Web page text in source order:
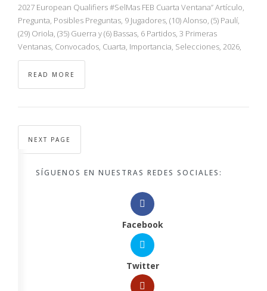
2027 European Qualifiers #SelMas FEB Cuarta Ventana” Artículo,
Pregunta, Posibles Preguntas, 9 Jugadores, (10) Alonso, (5) Paulí,
(29) Oriola, (35) Guerra y (6) Bassas, 6 Partidos, 3 Primeras
Ventanas, Convocados, Cuarta, Importancia, Selecciones, 2026,
READ MORE
NEXT PAGE
SÍGUENOS EN NUESTRAS REDES SOCIALES:
Facebook
Twitter